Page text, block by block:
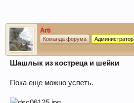
Arti
Команда форума Администратор
Шашлык из костреца и шейки
Пока еще можно успеть.